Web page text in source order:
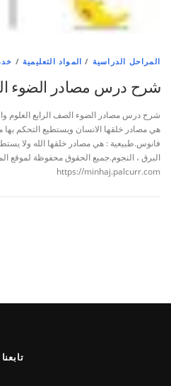
المراحل الدراسية / المواد التعليمية /
شرح درس مصادر الضوء
شرح درس مصادر الضوء الصف الرابع العلوم
هي مصادر خلقها الانسان ويستطيع التحكم بها
فانوس.طبيعية : هي مصادر خلقها الله ولا
البرق ، النجوم.جميع الحقوق محفوظة لموقع
https://minhaj.palcurr.com
تابعنا